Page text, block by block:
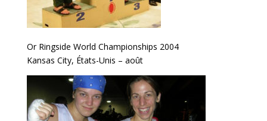
Or Ringside World Championships 2004
Kansas City, États-Unis – août